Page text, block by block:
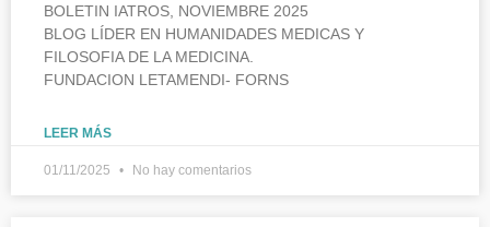
BOLETIN IATROS, NOVIEMBRE 2025
BLOG LÍDER EN HUMANIDADES MEDICAS Y
FILOSOFIA DE LA MEDICINA.
FUNDACION LETAMENDI- FORNS
LEER MÁS
01/11/2025 No hay comentarios